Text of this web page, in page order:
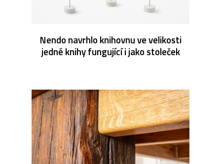
Nendo navrhlo knihovnu ve velikosti
jedné knihy fungující i jako stoleček